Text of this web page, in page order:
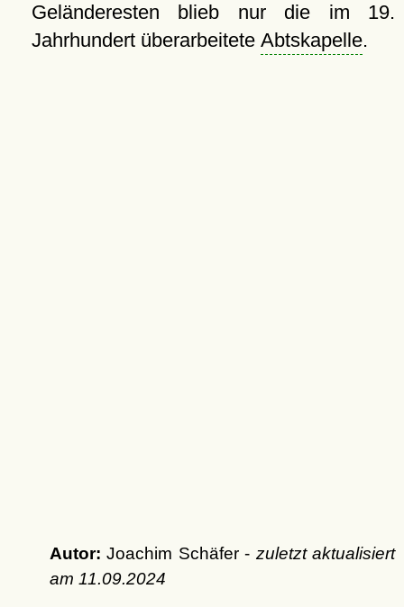
Geländeresten blieb nur die im 19.
Jahrhundert überarbeitete Abtskapelle.
Autor: Joachim Schäfer - zuletzt aktualisiert
am 11.09.2024